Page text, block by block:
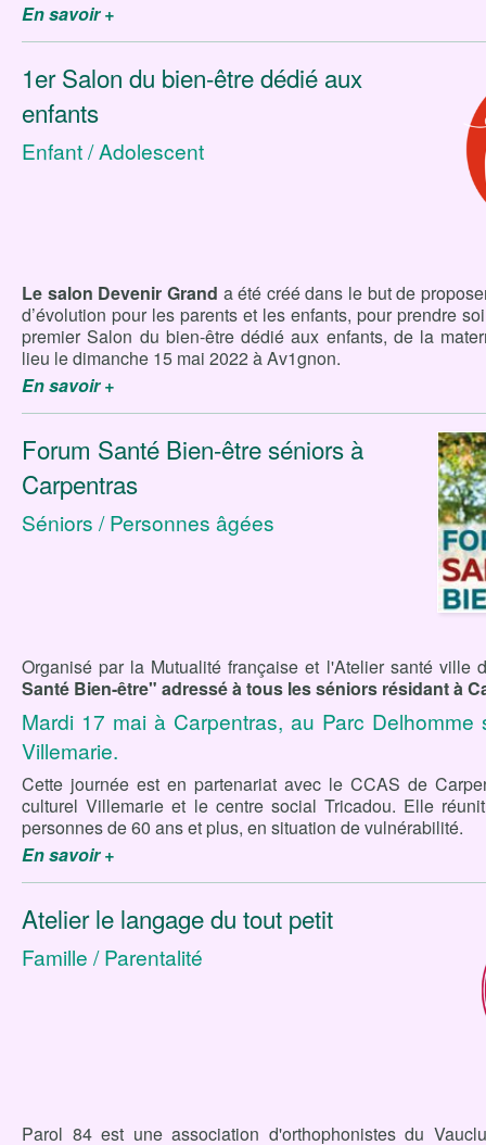
En savoir +
1er Salon du bien-être dédié aux
enfants
Enfant / Adolescent
Le salon Devenir Grand a été créé dans le but de
d’évolution pour les parents et les enfants, pour prendre
premier Salon du bien-être dédié aux enfants, de la
lieu le dimanche 15 mai 2022 à Av1gnon.
En savoir +
Forum Santé Bien-être séniors à
Carpentras
Séniors / Personnes âgées
Organisé par la Mutualité française et l'Atelier santé ville
Santé Bien-être" adressé à tous les séniors résidant à
Mardi 17 mai à Carpentras, au Parc
Villemarie.
Cette journée est en partenariat avec le CCAS de
culturel Villemarie et le centre social Tricadou. Elle
personnes de 60 ans et plus, en situation de vulnérabilité.
En savoir +
Atelier le langage du tout petit
Famille / Parentalité
Parol 84 est une association d'orthophonistes du